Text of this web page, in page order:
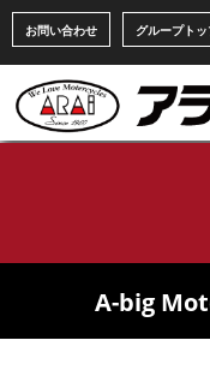
お問い合わせ グループト
A-big